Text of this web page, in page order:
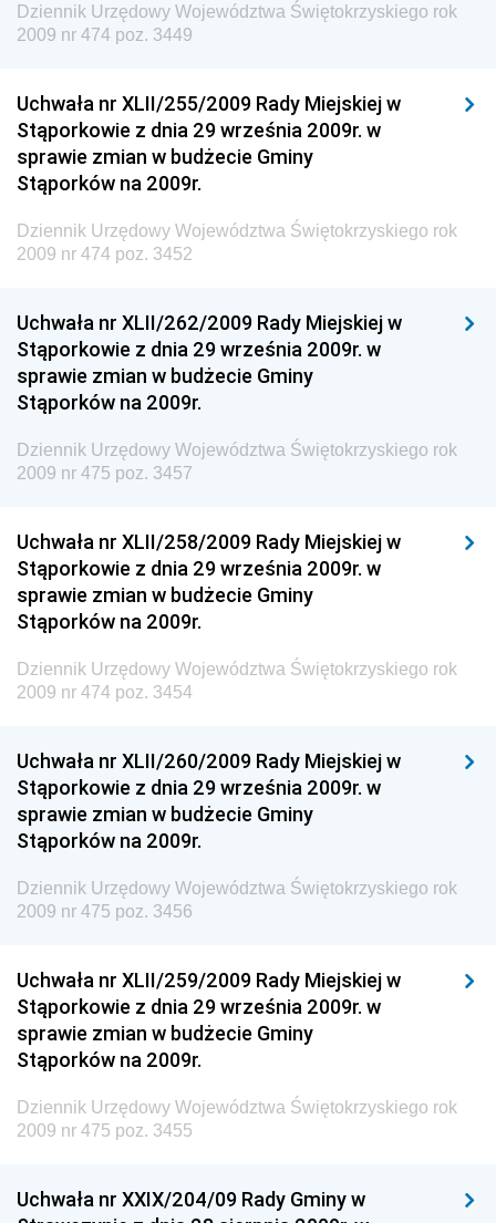
Dziennik Urzędowy Ministra Klimatu i Środowiska
Narodowego i Sportu
Dziennik Urzędowy Ministra Finansów, Funduszy i
Polityki Regionalnej
Dziennik Urzędowy Ministra Rozwoju, Pracy i
Technologii
Dziennik Urzędowy Ministra Kultury, Dziedzictwa
Dziennik Urzędowy Ministra Rodziny i Polityki
Społecznej
Dziennik Urzędowy Komendy Głównej Straży
Granicznej
Dziennik Urzędowy Głównego Inspektoratu Transportu
Drogowego
Dziennik Urzędowy Komendy Głównej Policji
Dziennik Urzędowy Ministra Pracy i Polityki
Społecznej
Dziennik Urzędowy Ministra Transportu, Budownictwa
i Gospodarki Morskiej
Dziennik Urzędowy Ministra Spraw Zagranicznych
Dziennik Urzędowy Centralnego Biura
Antykorupcyjnego
Wewnętrznego
Dziennik Urzędowy Urzędu Patentowego
Dziennik Urzędowy Generalnej Dyrekcji Dróg
Krajowych i Autostrad
Dziennik Urzędowy Ministra Środowiska
Dziennik Urzędowy Ministra Edukacji
Dziennik Urzędowy Ministra Przemysłu
Dziennik Urzędowy Województwa Świętokrzyskiego rok
2009 nr 474 poz. 3449
Uchwała nr XLII/255/2009 Rady Miejskiej w
Stąporkowie z dnia 29 września 2009r. w
sprawie zmian w budżecie Gminy
Stąporków na 2009r.
Dziennik Urzędowy Województwa Świętokrzyskiego rok
2009 nr 474 poz. 3452
Uchwała nr XLII/262/2009 Rady Miejskiej w
Stąporkowie z dnia 29 września 2009r. w
sprawie zmian w budżecie Gminy
Stąporków na 2009r.
Dziennik Urzędowy Województwa Świętokrzyskiego rok
2009 nr 475 poz. 3457
Uchwała nr XLII/258/2009 Rady Miejskiej w
Stąporkowie z dnia 29 września 2009r. w
sprawie zmian w budżecie Gminy
Stąporków na 2009r.
Dziennik Urzędowy Województwa Świętokrzyskiego rok
2009 nr 474 poz. 3454
Uchwała nr XLII/260/2009 Rady Miejskiej w
Stąporkowie z dnia 29 września 2009r. w
sprawie zmian w budżecie Gminy
Stąporków na 2009r.
Dziennik Urzędowy Województwa Świętokrzyskiego rok
2009 nr 475 poz. 3456
Uchwała nr XLII/259/2009 Rady Miejskiej w
Stąporkowie z dnia 29 września 2009r. w
sprawie zmian w budżecie Gminy
Stąporków na 2009r.
Dziennik Urzędowy Województwa Świętokrzyskiego rok
2009 nr 475 poz. 3455
Uchwała nr XXIX/204/09 Rady Gminy w